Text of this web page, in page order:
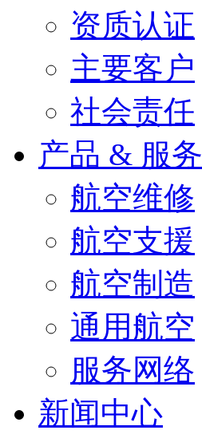
资质认证
主要客户
社会责任
产品 & 服务
航空维修
航空支援
航空制造
通用航空
服务网络
新闻中心